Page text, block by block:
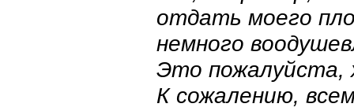
отдать моего
немного
Это пожалуйста,
К сожалению,